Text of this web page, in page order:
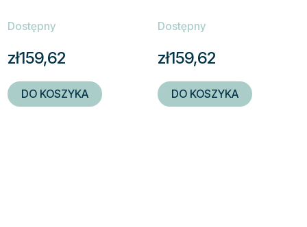
Dostępny
zł159,62
DO KOSZYKA
Dostępny
zł159,62
DO KOSZYKA